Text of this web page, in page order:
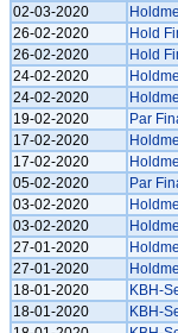
02-03-2020
26-02-2020
Hold
26-02-2020
Hold
24-02-2020
24-02-2020
19-02-2020
Par
17-02-2020
17-02-2020
05-02-2020
Par
03-02-2020
03-02-2020
27-01-2020
27-01-2020
18-01-2020
KBH-
18-01-2020
KBH-